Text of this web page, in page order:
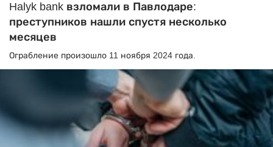
Halyk bank взломали в Павлодаре:
преступников нашли спустя несколько
месяцев
Ограбление произошло 11 ноября 2024 года.